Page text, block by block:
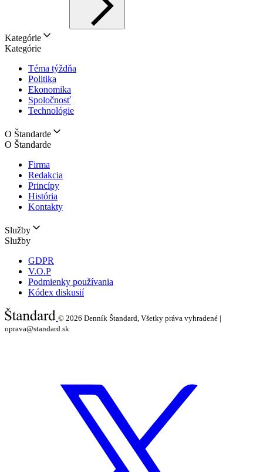
Kategórie
Kategórie
Téma týždňa
Politika
Ekonomika
Spoločnosť
Technológie
O Štandarde
O Štandarde
Firma
Redakcia
Princípy
História
Kontakty
Služby
Služby
GDPR
V.O.P
Podmienky používania
Kódex diskusií
© 2026 Denník Štandard, Všetky práva vyhradené |
oprava@standard.sk